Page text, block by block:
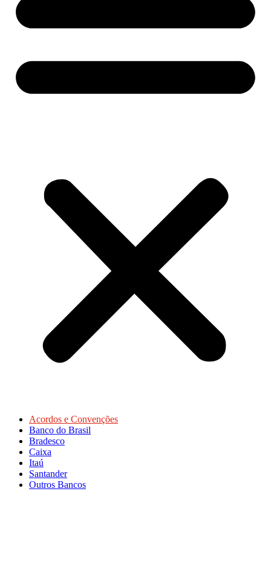
Acordos e Convenções
Banco do Brasil
Bradesco
Caixa
Itaú
Santander
Outros Bancos